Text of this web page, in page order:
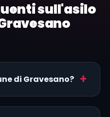
sull'asilo
di Gravesano?